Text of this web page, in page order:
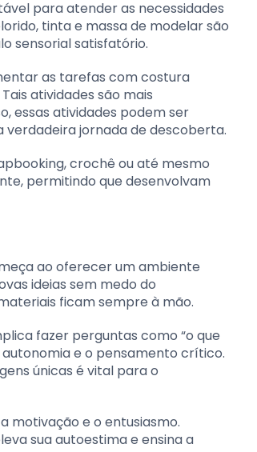
para atender as necessidades
tinta e massa de modelar são
sensorial satisfatório.
as tarefas com costura
atividades são mais
essas atividades podem ser
jornada de descoberta.
crochê ou até mesmo
permitindo que desenvolvam
ao oferecer um ambiente
ideias sem medo do
ficam sempre à mão.
fazer perguntas como “o que
autonomia e o pensamento crítico.
únicas é vital para o
motivação e o entusiasmo.
sua autoestima e ensina a